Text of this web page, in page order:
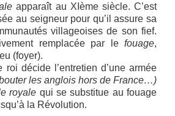
apparaît au XIème siècle. C’est
au seigneur pour qu’il assure sa
villageoises de son fief.
remplacée par le fouage,
(foyer).
roi décide l’entretien d’une armée
les anglois hors de France…)
royale qui se substitue au fouage
la Révolution.